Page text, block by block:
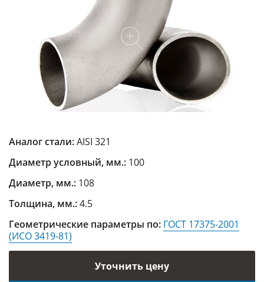
Аналог стали:AISI 321
Диаметр условный, мм.: 100
Диаметр, мм.: 108
Толщина, мм.:4.5
Геометрические параметры по: ГОСТ 17375-2001
(ИСО 3419-81)
Уточнить цену